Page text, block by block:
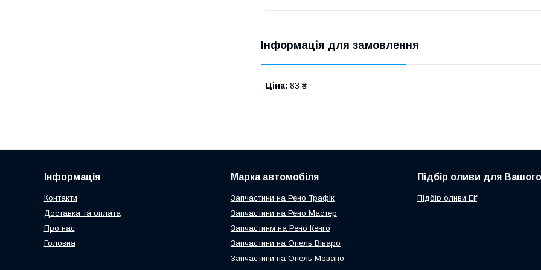
Інформація для замовлення
Ціна: 83 ₴
Інформація
Контакти
Доставка та оплата
Про нас
Головна
Марка автомобіля
Запчастини на Рено Трафік
Запчастини на Рено Мастер
Запчастинм на Рено Кенго
Запчастини на Опель Віваро
Запчастини на Опель Мовано
Підбір оливи для
Підбір оливи Elf